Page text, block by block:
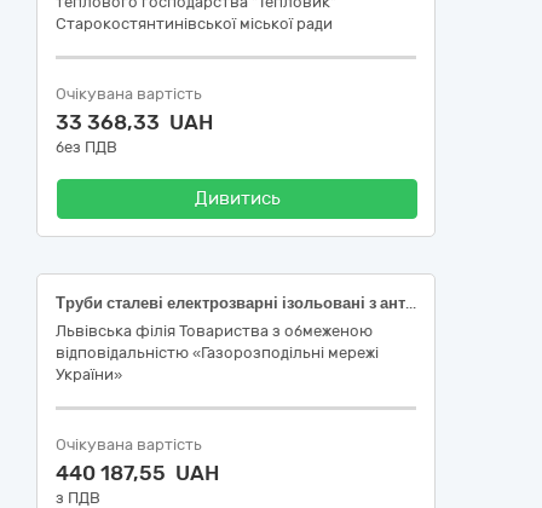
Старокостянтинівської міської ради
Очікувана вартість
33 368,33 UAH
без ПДВ
Дивитись
Труби сталеві електрозварні ізольовані з антикорозійним покриттям на основі термоусадочної стрічки з термоплавким адгезивом
Львівська філія Товариства з обмеженою
відповідальністю «Газорозподільні мережі
України»
Очікувана вартість
440 187,55 UAH
з ПДВ